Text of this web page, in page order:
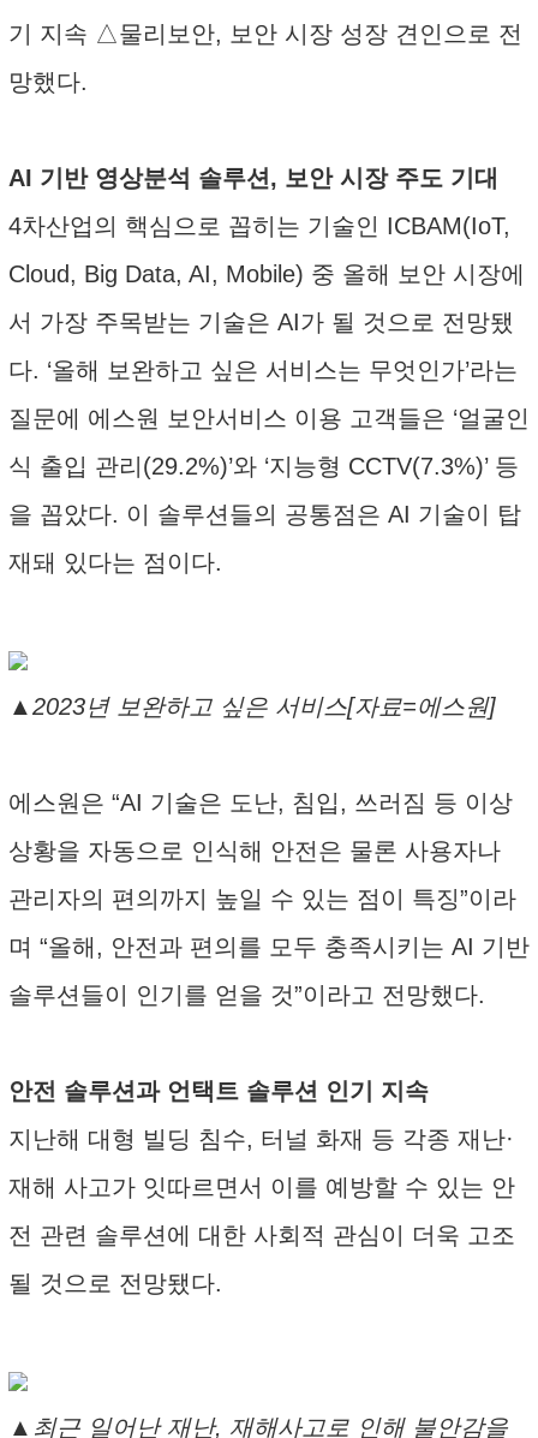
기 지속 △물리보안, 보안 시장 성장 견인으로 전
망했다.
AI 기반 영상분석 솔루션, 보안 시장 주도 기대
4차산업의 핵심으로 꼽히는 기술인 ICBAM(IoT,
Cloud, Big Data, AI, Mobile) 중 올해 보안 시장에
서 가장 주목받는 기술은 AI가 될 것으로 전망됐
다. ‘올해 보완하고 싶은 서비스는 무엇인가’라는
질문에 에스원 보안서비스 이용 고객들은 ‘얼굴인
식 출입 관리(29.2%)’와 ‘지능형 CCTV(7.3%)’ 등
을 꼽았다. 이 솔루션들의 공통점은 AI 기술이 탑
재돼 있다는 점이다.
▲2023년 보완하고 싶은 서비스[자료=에스원]
에스원은 “AI 기술은 도난, 침입, 쓰러짐 등 이상
상황을 자동으로 인식해 안전은 물론 사용자나
관리자의 편의까지 높일 수 있는 점이 특징”이라
며 “올해, 안전과 편의를 모두 충족시키는 AI 기반
솔루션들이 인기를 얻을 것”이라고 전망했다.
안전 솔루션과 언택트 솔루션 인기 지속
지난해 대형 빌딩 침수, 터널 화재 등 각종 재난·
재해 사고가 잇따르면서 이를 예방할 수 있는 안
전 관련 솔루션에 대한 사회적 관심이 더욱 고조
될 것으로 전망됐다.
▲최근 일어난 재난, 재해사고로 인해 불안감을